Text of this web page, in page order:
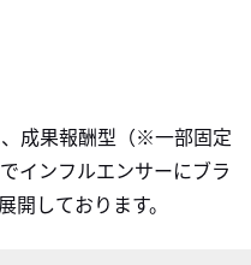
成果報酬型（※一部固定
インフルエンサーにブラ
開しております。